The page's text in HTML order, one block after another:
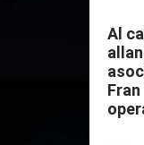
Al